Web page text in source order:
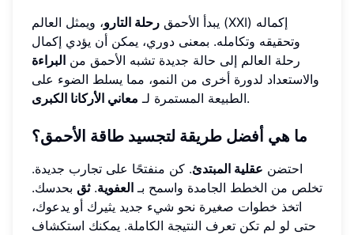
يبدأ الأحمق رحلة التارو، ويمثل العالم (XXI) إكماله
وتحقيقه وتكامله. بمعنى دوري، يمكن أن يؤدي إكمال
رحلة العالم إلى حالة جديدة تشبه الأحمق من البراءة
والاستعداد لدورة أخرى من النمو، مما يسلط الضوء على
الطبيعة المستمرة لـ معاني الأركانا الكبرى .
ما هي أفضل طريقة لتجسيد طاقة الأحمق؟
احتضن عقلية المبتدئ. كن منفتحًا على تجارب جديدة.
تخلص من الخطط الجامدة واسمح بـ العفوية.ثق بحدسك.
اتخذ خطوات صغيرة نحو شيء جديد يثيرك أو يدعوك،
حتى لو لم تكن تعرف النتيجة الكاملة. يمكنك استكشاف